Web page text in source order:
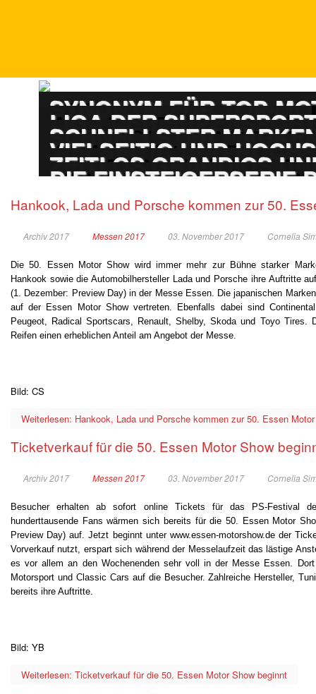
DTM
SYNONYM FÜR TOP-
ADAC GT MASTERS
LIGA DER
PORSCHE
SCHNELLSTER
ADAC GT4
VIELSEITIG UND
TOURENWAGEN
ZEITLOS GRANDIOS
TOURENWAGEN
DIE EINSTEIGERSERIE
Hankook, Lada und Porsche kommen zur 50.
Archiv 2017 Messen 2017 03. November 2017 Cornelia
Die 50. Essen Motor Show wird immer mehr zur Bühne starker
Hankook sowie die Automobilhersteller Lada und Porsche ihre Auftritte
(1. Dezember: Preview Day) in der Messe Essen. Die japanischen
auf der Essen Motor Show vertreten. Ebenfalls dabei sind
Peugeot, Radical Sportscars, Renault, Shelby, Skoda und Toyo Tires.
Reifen einen erheblichen Anteil am Angebot der Messe.
Bild: CS
Weiterlesen: Hankook, Lada und Porsche kommen zur 50. Essen
Ticketverkauf für die 50. Essen Motor Show
Archiv 2017 Messen 2017 03. November 2017 Cornelia
Besucher erhalten ab sofort online Tickets für das PS-Festival
hunderttausende Fans wärmen sich bereits für die 50. Essen Motor
Preview Day) auf. Jetzt beginnt unter www.essen-motorshow.de der
Vorverkauf nutzt, erspart sich während der Messelaufzeit das lästige
es vor allem an den Wochenenden sehr voll in der Messe Essen.
Motorsport und Classic Cars auf die Besucher. Zahlreiche Hersteller,
bereits ihre Auftritte.
Bild: YB
Weiterlesen: Ticketverkauf für die 50. Essen Motor Show beginnt